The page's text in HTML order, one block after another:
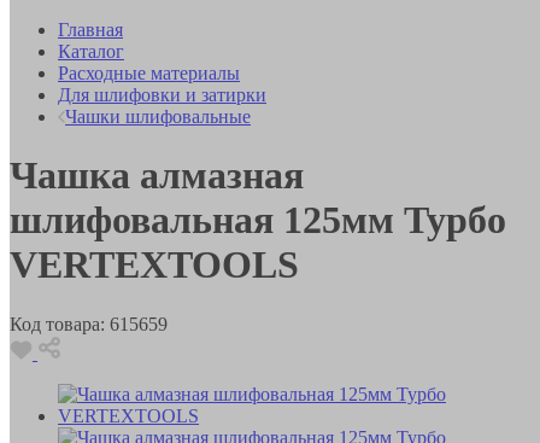
Главная
Каталог
Расходные материалы
Для шлифовки и затирки
Чашки шлифовальные
Чашка алмазная
шлифовальная 125мм Турбо
VERTEXTOOLS
Код товара: 615659